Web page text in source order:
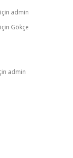
admin
Gökçe
admin